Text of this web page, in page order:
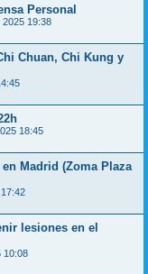
Personal
2025 19:38
Chuan, Chi Kung y
18:45
Madrid (Zoma Plaza
lesiones en el
10:08